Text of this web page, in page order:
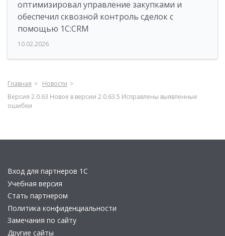
оптимизировал управление закупками и
обеспечил сквозной контроль сделок с
помощью 1С:CRM
10.02.2026
Главная
Новости
Версия 2.0.63 Новое в версии 2.0.63.5 Исправлены выявленные
ошибки
Вход для партнеров 1С
Учебная версия
Стать партнером
Политика конфиденциальности
Замечания по сайту
Другие сайты